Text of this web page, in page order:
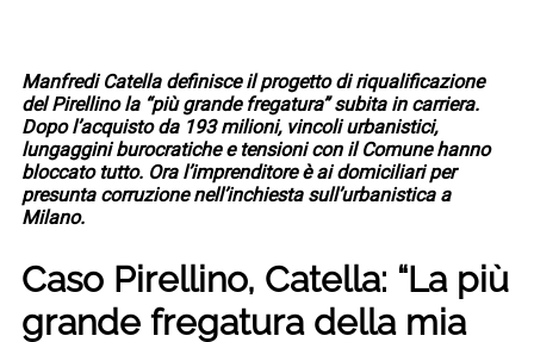
Manfredi Catella definisce il progetto di riqualificazione
del Pirellino la “più grande fregatura” subita in carriera.
Dopo l’acquisto da 193 milioni, vincoli urbanistici,
lungaggini burocratiche e tensioni con il Comune hanno
bloccato tutto. Ora l’imprenditore è ai domiciliari per
presunta corruzione nell’inchiesta sull’urbanistica a
Milano.
Caso Pirellino, Catella: “La più
grande fregatura della mia